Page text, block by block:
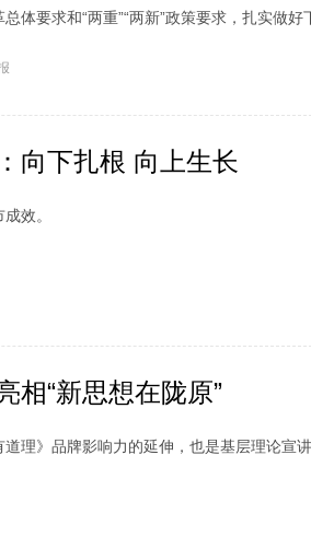
体要求和“两重”“两新”政策要求，扎实做
向下扎根 向上生长
效。
相“新思想在陇原”
理》品牌影响力的延伸，也是基层理论宣